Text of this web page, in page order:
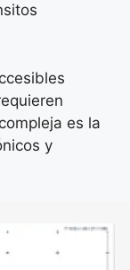
es la
y